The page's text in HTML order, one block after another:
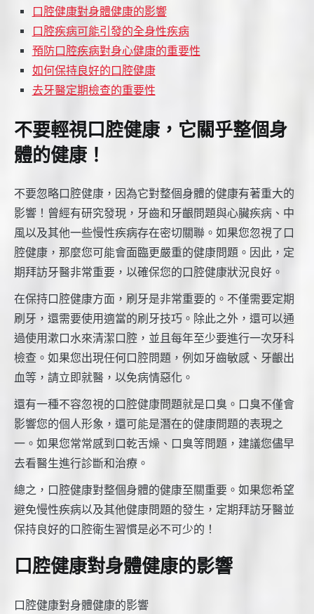
口腔健康對身體健康的影響
口腔疾病可能引發的全身性疾病
預防口腔疾病對身心健康的重要性
如何保持良好的口腔健康
去牙醫定期檢查的重要性
不要輕視口腔健康，它關乎整個身
體的健康！
不要忽略口腔健康，因為它對整個身體的健康有著重大的
影響！曾經有研究發現，牙齒和牙齦問題與心臟疾病、中
風以及其他一些慢性疾病存在密切關聯。如果您忽視了口
腔健康，那麼您可能會面臨更嚴重的健康問題。因此，定
期拜訪牙醫非常重要，以確保您的口腔健康狀況良好。
在保持口腔健康方面，刷牙是非常重要的。不僅需要定期
刷牙，還需要使用適當的刷牙技巧。除此之外，還可以通
過使用漱口水來清潔口腔，並且每年至少要進行一次牙科
檢查。如果您出現任何口腔問題，例如牙齒敏感、牙齦出
血等，請立即就醫，以免病情惡化。
還有一種不容忽視的口腔健康問題就是口臭。口臭不僅會
影響您的個人形象，還可能是潛在的健康問題的表現之
一。如果您常常感到口乾舌燥、口臭等問題，建議您儘早
去看醫生進行診斷和治療。
總之，口腔健康對整個身體的健康至關重要。如果您希望
避免慢性疾病以及其他健康問題的發生，定期拜訪牙醫並
保持良好的口腔衛生習慣是必不可少的！
口腔健康對身體健康的影響
口腔健康對身體健康的影響